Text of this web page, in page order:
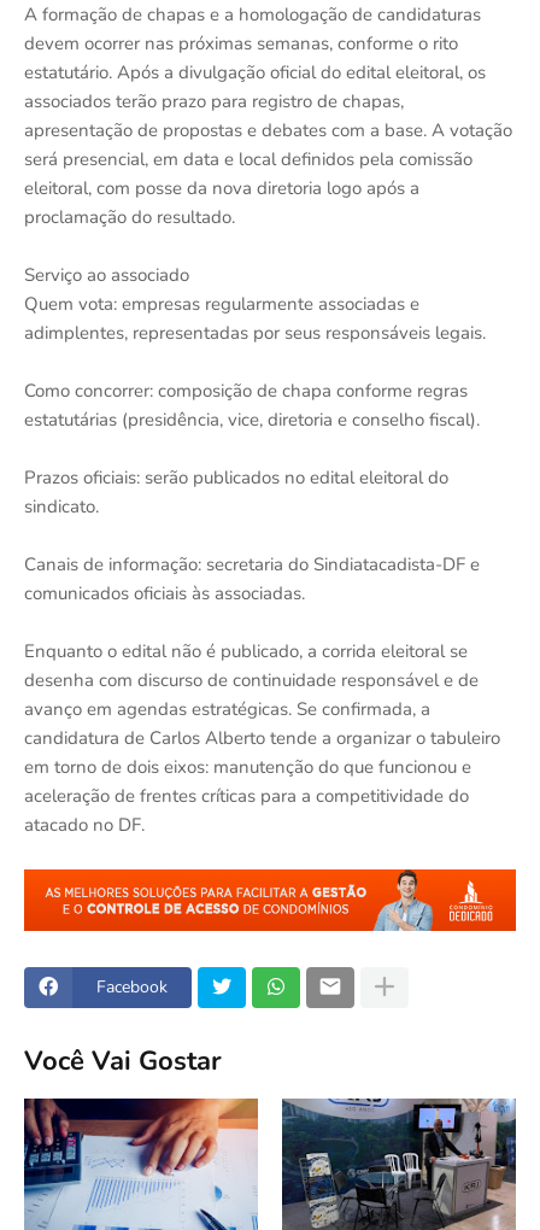
A formação de chapas e a homologação de candidaturas
devem ocorrer nas próximas semanas, conforme o rito
estatutário. Após a divulgação oficial do edital eleitoral, os
associados terão prazo para registro de chapas,
apresentação de propostas e debates com a base. A votação
será presencial, em data e local definidos pela comissão
eleitoral, com posse da nova diretoria logo após a
proclamação do resultado.
Serviço ao associado
Quem vota: empresas regularmente associadas e
adimplentes, representadas por seus responsáveis legais.
Como concorrer: composição de chapa conforme regras
estatutárias (presidência, vice, diretoria e conselho fiscal).
Prazos oficiais: serão publicados no edital eleitoral do
sindicato.
Canais de informação: secretaria do Sindiatacadista-DF e
comunicados oficiais às associadas.
Enquanto o edital não é publicado, a corrida eleitoral se
desenha com discurso de continuidade responsável e de
avanço em agendas estratégicas. Se confirmada, a
candidatura de Carlos Alberto tende a organizar o tabuleiro
em torno de dois eixos: manutenção do que funcionou e
aceleração de frentes críticas para a competitividade do
atacado no DF.
Facebook
Você Vai Gostar